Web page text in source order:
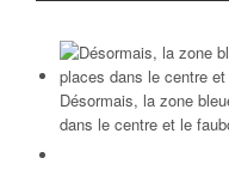
Désormais, la zone
dans le centre et le